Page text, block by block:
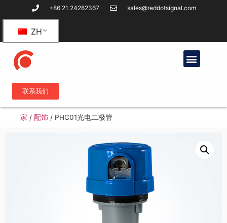
+86 21 24282367 sales@reddotsignal.com
ZH
联系我们
家 / 配饰 / PHC01光电二极管